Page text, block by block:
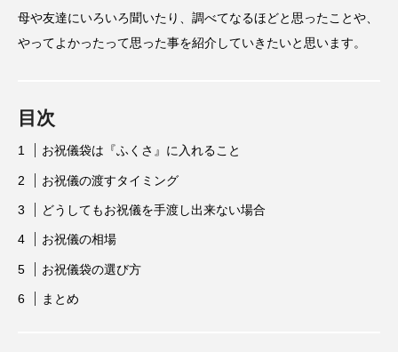
母や友達にいろいろ聞いたり、調べてなるほどと思ったことや、
やってよかったって思った事を紹介していきたいと思います。
目次
お祝儀袋は『ふくさ』に入れること
お祝儀の渡すタイミング
どうしてもお祝儀を手渡し出来ない場合
お祝儀の相場
お祝儀袋の選び方
まとめ